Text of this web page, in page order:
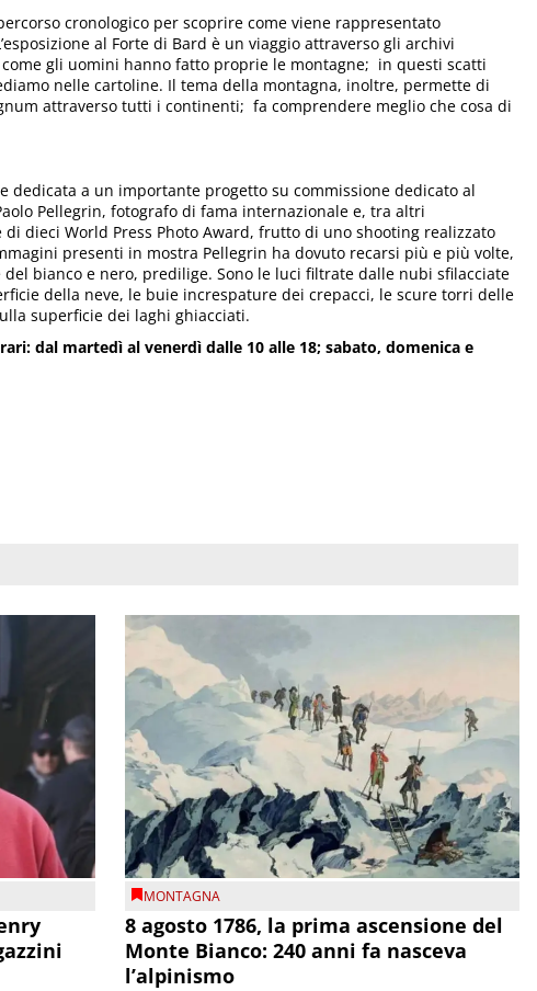
cronologico per scoprire come viene rappresentato
al Forte di Bard è un viaggio attraverso gli archivi
gli uomini hanno fatto proprie le montagne; in questi scatti
nelle cartoline. Il tema della montagna, inoltre, permette di
attraverso tutti i continenti; fa comprendere meglio che cosa di
dedicata a un importante progetto su commissione dedicato al
Pellegrin, fotografo di fama internazionale e, tra altri
dieci World Press Photo Award, frutto di uno shooting realizzato
presenti in mostra Pellegrin ha dovuto recarsi più e più volte,
bianco e nero, predilige. Sono le luci filtrate dalle nubi sfilacciate
della neve, le buie increspature dei crepacci, le scure torri delle
superficie dei laghi ghiacciati.
dal martedì al venerdì dalle 10 alle 18; sabato, domenica e
MONTAGNA
8 agosto 1786, la prima ascensione del
Monte Bianco: 240 anni fa nasceva
l’alpinismo